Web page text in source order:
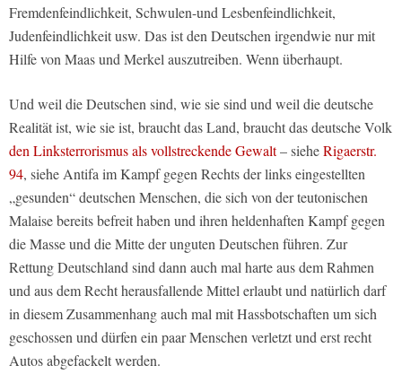
Fremdenfeindlichkeit, Schwulen-und Lesbenfeindlichkeit,
Judenfeindlichkeit usw. Das ist den Deutschen irgendwie nur mit
Hilfe von Maas und Merkel auszutreiben. Wenn überhaupt.
Und weil die Deutschen sind, wie sie sind und weil die deutsche
Realität ist, wie sie ist, braucht das Land, braucht das deutsche Volk
den Linksterrorismus als vollstreckende Gewalt– sieheRigaerstr.
94, siehe Antifa im Kampf gegen Rechts der links eingestellten
„gesunden“ deutschen Menschen, die sich von der teutonischen
Malaise bereits befreit haben und ihren heldenhaften Kampf gegen
die Masse und die Mitte der unguten Deutschen führen. Zur
Rettung Deutschland sind dann auch mal harte aus dem Rahmen
und aus dem Recht herausfallende Mittel erlaubt und natürlich darf
in diesem Zusammenhang auch mal mit Hassbotschaften um sich
geschossen und dürfen ein paar Menschen verletzt und erst recht
Autos abgefackelt werden.